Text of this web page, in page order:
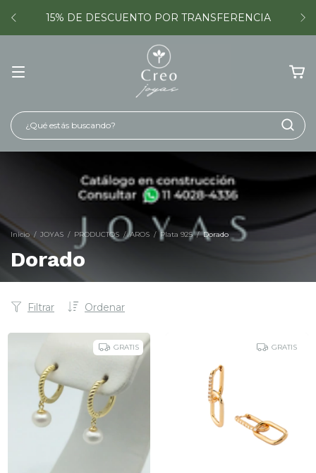
15% DE DESCUENTO POR TRANSFERENCIA
Inicio / JOYAS / PRODUCTOS / AROS / Plata 925 / Dorado
Dorado
Ordenar
Filtrar
GRATIS GRATIS